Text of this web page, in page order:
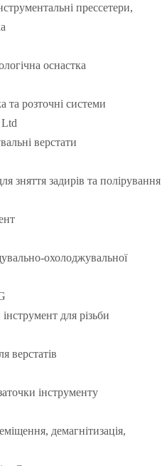
прессетери,
оснастка
та розточні системи
верстати
зняття задирів та полірування
охолоджувальної
для різьби
верстатів
інструменту
демагнітизація,